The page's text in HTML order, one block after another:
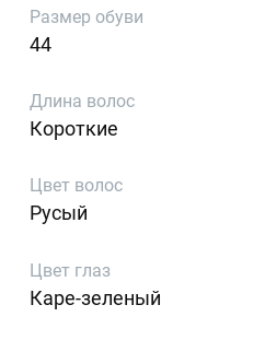
Размер обуви
44
Длина волос
Короткие
Цвет волос
Русый
Цвет глаз
Каре-зеленый